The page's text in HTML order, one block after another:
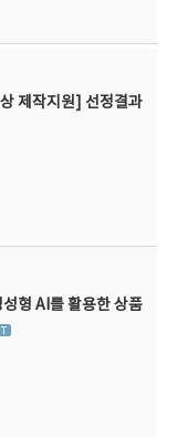
제작지원] 선정결과
형 AI를 활용한 상품